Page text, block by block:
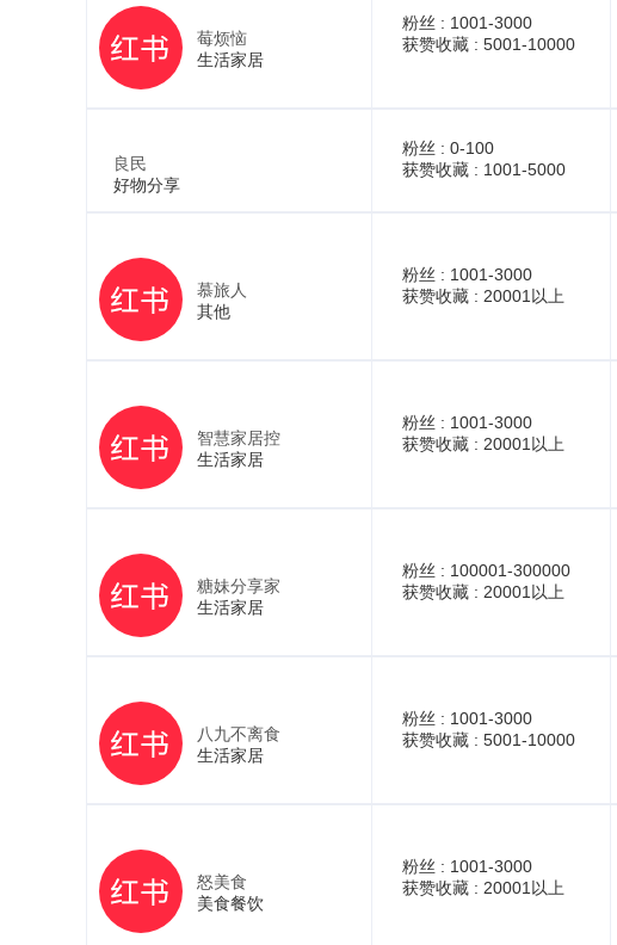
莓烦恼
生活家居
粉丝 : 1001-3000
获赞收藏 : 5001-10000
良民
好物分享
粉丝 : 0-100
获赞收藏 : 1001-5000
慕旅人
其他
粉丝 : 1001-3000
获赞收藏 : 20001以上
智慧家居控
生活家居
粉丝 : 1001-3000
获赞收藏 : 20001以上
糖妹分享家
生活家居
粉丝 : 100001-300000
获赞收藏 : 20001以上
八九不离食
生活家居
粉丝 : 1001-3000
获赞收藏 : 5001-10000
怒美食
美食餐饮
粉丝 : 1001-3000
获赞收藏 : 20001以上